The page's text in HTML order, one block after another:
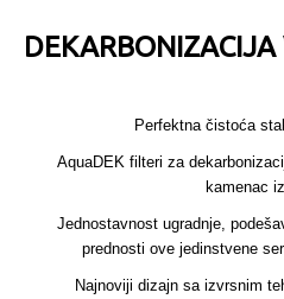
DEKARBONIZACIJA
Perfektna čistoća
AquaDEK filteri za
kamenac
Jednostavnost ugradnje,
prednosti ove jedinstvene
Najnoviji dizajn sa izvrsnim